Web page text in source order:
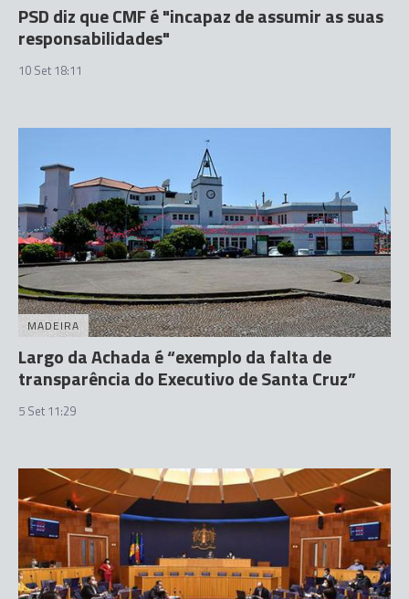
PSD diz que CMF é "incapaz de assumir as suas
responsabilidades"
10 Set 18:11
MADEIRA
Largo da Achada é “exemplo da falta de
transparência do Executivo de Santa Cruz”
5 Set 11:29